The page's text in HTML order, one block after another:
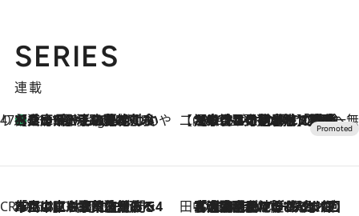
SERIES
連載
47都道府県の手みやげ ひんやりスイーツで夏を満喫
11 Hours Ago
【兵庫県】この夏絶対食べたい 冷やしておいしいおやつ3選 淡路島の恵みをジェラートに集約 【CREA×星野リゾート】唯一無二。癒しと発見が待つ場所へ
2026.8.7
【トンボの足水浴】ヒノキの香りに包まれて涼感マックス！約13℃の湧水かけ流しを避暑地「星野温泉 トンボの湯」で体験
CREA'S CHOICE
2026.8.7
「立川にも歌舞伎があるんだよ」 片岡仁左衛門・市川中車ら豪華座組みで4年目の立川立飛歌舞伎へ 田中稲の勝手に再ブーム
2026.8.7
「湘南乃風に憧れて」観客大盛上がりの“タオル回し”に、ラッパー顔負けの高速歌唱まで…さだまさし（74）のアグレッシブすぎる現在地